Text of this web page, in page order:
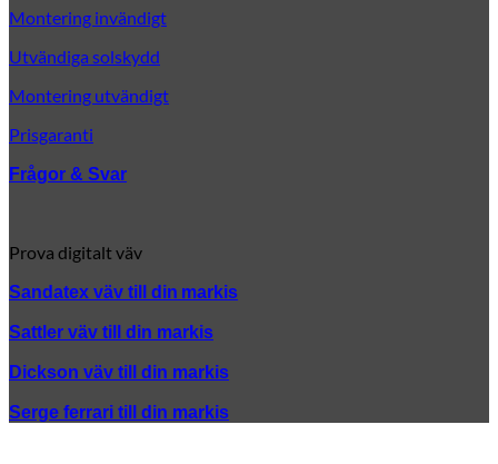
Montering invändigt
Utvändiga solskydd
Montering utvändigt
Prisgaranti
Frågor & Svar
Prova digitalt väv
Sandatex väv till din markis
Sattler väv till din markis
Dickson väv till din markis
Serge ferrari till din markis